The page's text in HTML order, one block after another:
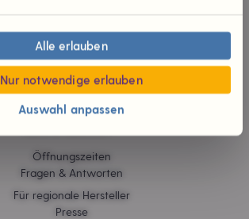
Alle erlauben
Auswahl anpassen
Nur notwendige erlauben
Neuigkeiten
Verantwortliche
Karriere
Jobs
Öffnungszeiten
Fragen & Antworten
Für regionale Hersteller
Presse